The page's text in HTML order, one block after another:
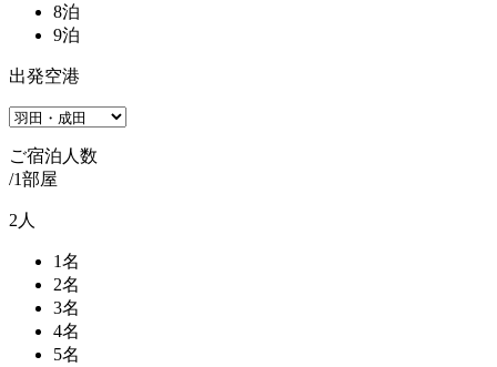
8泊
9泊
出発空港
ご宿泊人数
/1部屋
2 人
1名
2名
3名
4名
5名